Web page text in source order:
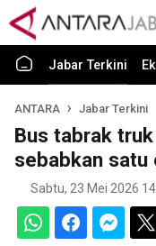
Jabar Terkini
ANTARA Jabar Terkini
Bus tabrak
sebabkan satu
Sabtu, 23 Mei 2026